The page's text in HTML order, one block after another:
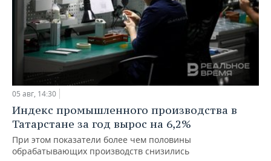
05 авг, 14:30
Индекс промышленного производства в
Татарстане за год вырос на 6,2%
При этом показатели более чем половины
обрабатывающих производств снизились